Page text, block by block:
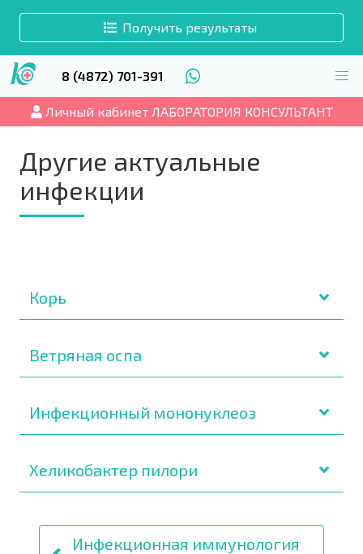
Получить результаты
8 (4872) 701-391
Личный кабинет ЛАБОРАТОРИЯ КОНСУЛЬТАНТ
Другие актуальные
инфекции
Корь
Ветряная оспа
Инфекционный мононуклеоз
Хеликобактер пилори
Инфекционная иммунология